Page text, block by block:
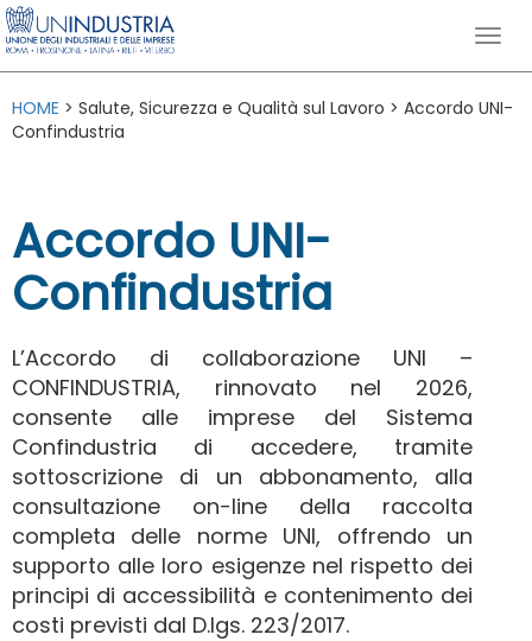
HOME > Salute, Sicurezza e Qualità sul Lavoro > Accordo UNI-
Confindustria
Accordo UNI-
Confindustria
L’Accordo di collaborazione UNI –
CONFINDUSTRIA, rinnovato nel 2026,
consente alle imprese del Sistema
Confindustria di accedere, tramite
sottoscrizione di un abbonamento, alla
consultazione on-line della raccolta
completa delle norme UNI, offrendo un
supporto alle loro esigenze nel rispetto dei
principi di accessibilità e contenimento dei
costi previsti dal D.lgs. 223/2017.